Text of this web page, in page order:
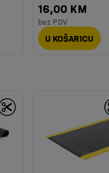
16,00 KM
bez PDV
U KOŠARICU